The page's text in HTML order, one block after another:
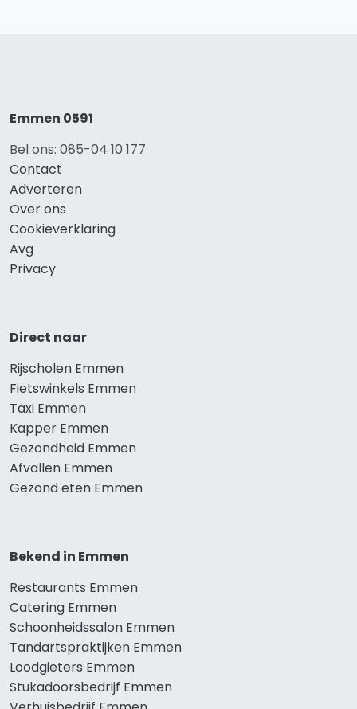
Emmen 0591
Bel ons: 085-04 10 177
Contact
Adverteren
Over ons
Cookieverklaring
Avg
Privacy
Direct naar
Rijscholen Emmen
Fietswinkels Emmen
Taxi Emmen
Kapper Emmen
Gezondheid Emmen
Afvallen Emmen
Gezond eten Emmen
Bekend in Emmen
Restaurants Emmen
Catering Emmen
Schoonheidssalon Emmen
Tandartspraktijken Emmen
Loodgieters Emmen
Stukadoorsbedrijf Emmen